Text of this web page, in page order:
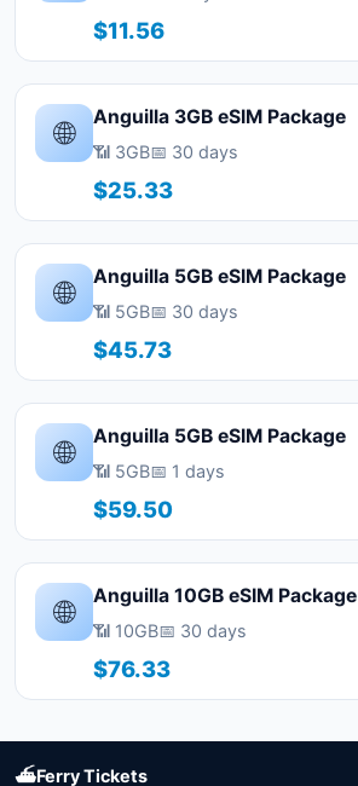
$11.56
🌐 Anguilla 3GB eSIM Package
📶 3GB📅 30 days
$25.33
🌐 Anguilla 5GB eSIM Package
📶 5GB📅 30 days
$45.73
🌐 Anguilla 5GB eSIM Package
📶 5GB📅 1 days
$59.50
🌐 Anguilla 10GB eSIM Package
📶 10GB📅 30 days
$76.33
⛴Ferry Tickets